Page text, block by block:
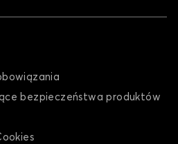
bezpieczeństwa produktów